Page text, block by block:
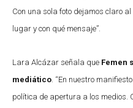
Con una sola foto dejamos claro
lugar y con qué mensaje”.
Lara Alcázar señala que Femen
mediático . “En nuestro
política de apertura a los medios.